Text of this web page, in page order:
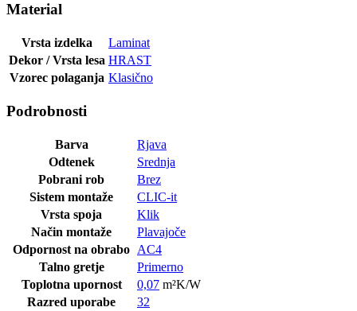
Material
Vrsta izdelka
Laminat
Dekor / Vrsta lesa HRAST
Vzorec polaganja Klasično
Podrobnosti
Barva
Rjava
Odtenek
Srednja
Pobrani rob
Brez
Sistem montaže
CLIC-it
Vrsta spoja
Klik
Način montaže
Plavajoče
Odpornost na obrabo AC4
Talno gretje
Primerno
Toplotna upornost
0,07 m²K/W
Razred uporabe
32